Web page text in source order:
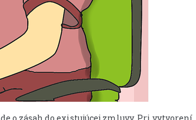
o zásah do existujúcej zmluvy. Pri